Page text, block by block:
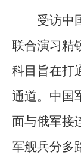
受访中
联合演习精
科目旨在打
通道。中国
面与俄军接
军舰兵分多